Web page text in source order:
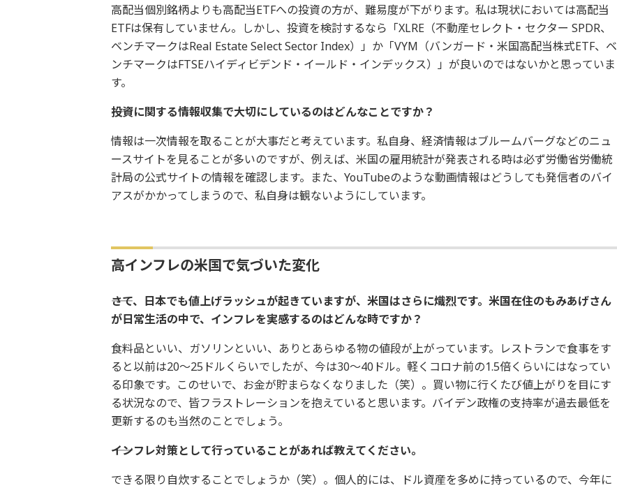
高配当個別銘柄よりも高配当ETFへの投資の方が、難易度が下がります。私は現状においては高配当
ETFは保有していません。しかし、投資を検討するなら「XLRE（不動産セレクト・セクター SPDR、
ベンチマークはReal Estate Select Sector Index）」か「VYM（バンガード・米国高配当株式ETF、ベ
ンチマークはFTSEハイディビデンド・イールド・インデックス）」が良いのではないかと思っていま
す。
――投資に関する情報収集で大切にしているのはどんなことですか？
情報は一次情報を取ることが大事だと考えています。私自身、経済情報はブルームバーグなどのニュ
ースサイトを見ることが多いのですが、例えば、米国の雇用統計が発表される時は必ず労働省労働統
計局の公式サイトの情報を確認します。また、YouTubeのような動画情報はどうしても発信者のバイ
アスがかかってしまうので、私自身は観ないようにしています。
高インフレの米国で気づいた変化
――さて、日本でも値上げラッシュが起きていますが、米国はさらに熾烈です。米国在住のもみあげさん
が日常生活の中で、インフレを実感するのはどんな時ですか？
食料品といい、ガソリンといい、ありとあらゆる物の値段が上がっています。レストランで食事をす
ると以前は20～25ドルくらいでしたが、今は30～40ドル。軽くコロナ前の1.5倍くらいにはなってい
る印象です。このせいで、お金が貯まらなくなりました（笑）。買い物に行くたび値上がりを目にす
る状況なので、皆フラストレーションを抱えていると思います。バイデン政権の支持率が過去最低を
更新するのも当然のことでしょう。
――インフレ対策として行っていることがあれば教えてください。
できる限り自炊することでしょうか（笑）。個人的には、ドル資産を多めに持っているので、今年に